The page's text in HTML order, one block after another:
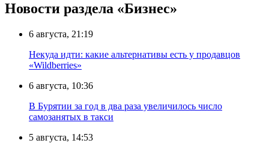
Новости раздела «Бизнес»
6 августа, 21:19
Некуда идти: какие альтернативы есть у продавцов
«Wildberries»
6 августа, 10:36
В Бурятии за год в два раза увеличилось число
самозанятых в такси
5 августа, 14:53